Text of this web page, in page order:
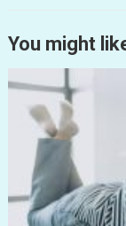
You might